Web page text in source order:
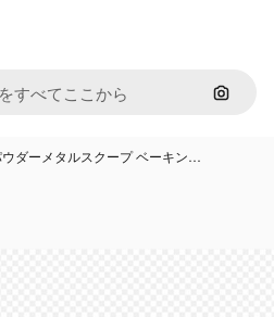
画像で
ダーメタルスクープ ベーキン…